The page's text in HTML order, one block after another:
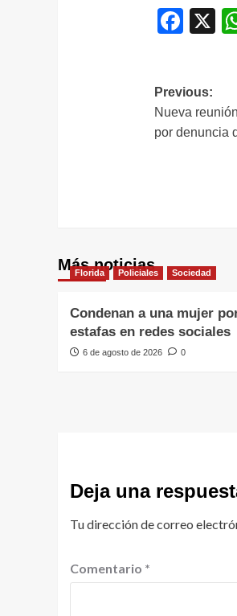
X
de
Previous:
Nueva
por denuncia
Más noticias
Florida Policiales Sociedad
Condenan a una mujer
estafas en redes sociales
6 de agosto de 2026 0
Deja una
Tu dirección de correo
Comentario *